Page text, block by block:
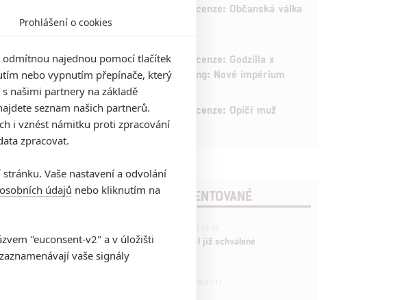
Recenze: Občanská válka
6
Recenze: Godzilla x
Kong: Nové impérium
8 Recenze: Opičí muž
POSLEDNÍ KOMENTOVANÉ
Marvel nečekaně zrušil již schválené
pokračování
Prohlášení o cookies
najednou pomocí tlačítek
nebo vypnutím přepínače, který
našimi partnery na základě
seznam našich partnerů.
i vznést námitku proti zpracování
zpracovat.
Vaše nastavení a odvolání
údajů nebo kliknutím na
"euconsent-v2" a v úložišti
vaše signály